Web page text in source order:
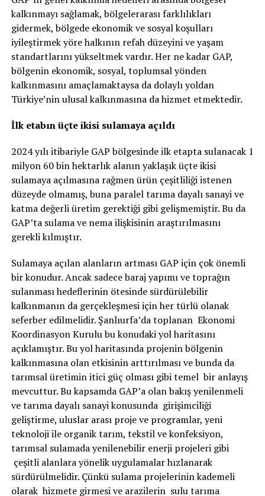
kalkınmayı sağlamak, bölgelerarası farklılıkları
gidermek, bölgede ekonomik ve sosyal koşulları
iyileştirmek yöre halkının refah düzeyini ve yaşam
standartlarını yükseltmek vardır. Her ne kadar GAP,
bölgenin ekonomik, sosyal, toplumsal yönden
kalkınmasını amaçlamaktaysa da dolaylı yoldan
Türkiye’nin ulusal kalkınmasına da hizmet etmektedir.
İlk etabın üçte ikisi sulamaya açıldı
2024 yılı itibariyle GAP bölgesinde ilk etapta sulanacak 1
milyon 60 bin hektarlık alanın yaklaşık üçte ikisi
sulamaya açılmasına rağmen ürün çeşitliliği istenen
düzeyde olmamış, buna paralel tarıma dayalı sanayi ve
katma değerli üretim gerektiği gibi gelişmemiştir. Bu da
GAP’ta sulama ve nema ilişkisinin araştırılmasını
gerekli kılmıştır.
Sulamaya açılan alanların artması GAP için çok önemli
bir konudur. Ancak sadece baraj yapımı ve toprağın
sulanması hedeflerinin ötesinde sürdürülebilir
kalkınmanın da gerçekleşmesi için her türlü olanak
seferber edilmelidir. Şanlıurfa’da toplanan Ekonomi
Koordinasyon Kurulu bu konudaki yol haritasını
açıklamıştır. Bu yol haritasında projenin bölgenin
kalkınmasına olan etkisinin arttırılması ve bunda da
tarımsal üretimin itici güç olması gibi temel bir anlayış
mevcuttur. Bu kapsamda GAP’a olan bakış yenilenmeli
ve tarıma dayalı sanayi konusunda girişimciliği
geliştirme, uluslar arası proje ve programlar, yeni
teknoloji ile organik tarım, tekstil ve konfeksiyon,
tarımsal sulamada yenilenebilir enerji projeleri gibi
çeşitli alanlara yönelik uygulamalar hızlanarak
sürdürülmelidir. Çünkü sulama projelerinin kademeli
olarak hizmete girmesi ve arazilerin sulu tarıma